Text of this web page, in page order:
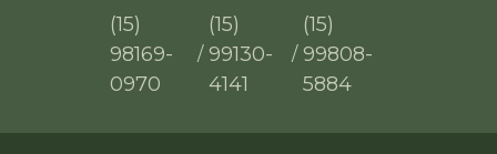
(15)
98169-
0970
/
(15)
99130-
4141
/
(15)
99808-
5884